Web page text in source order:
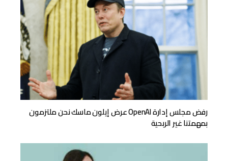
رفض مجلس إدارة OpenAI عرض إيلون ماسك نحن ملتزمون
بمهمتنا غير الربحية